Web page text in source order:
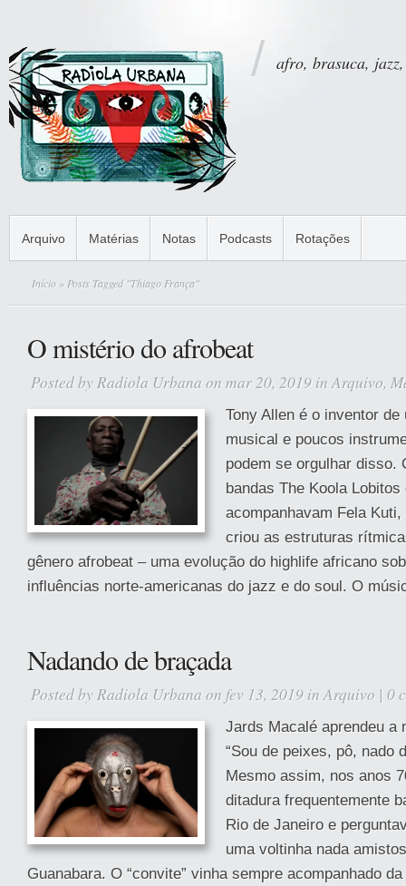
afro, brasuca,
Arquivo Matérias Notas Podcasts Rotações
Início » Posts Tagged "Thiago França"
O mistério do afrobeat
Posted by Radiola Urbana on mar 20, 2019 inArquivo,
Tony Allen é o inventor de
musical e poucos
podem se orgulhar disso.
bandas The Koola
acompanhavam Fela
criou as estruturas
gênero afrobeat – uma evolução do highlife africano
influências norte-americanas do jazz e do soul. O
Nadando de braçada
Posted by Radiola Urbana on fev 13, 2019 inArquivo | 0
Jards Macalé aprendeu a
“Sou de peixes, pô, nado
Mesmo assim, nos anos
ditadura frequentemente
Rio de Janeiro e
uma voltinha nada
Guanabara. O “convite” vinha sempre acompanhado